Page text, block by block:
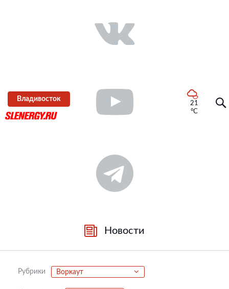
Владивосток
21
°C
Новости
Рубрики Воркаут